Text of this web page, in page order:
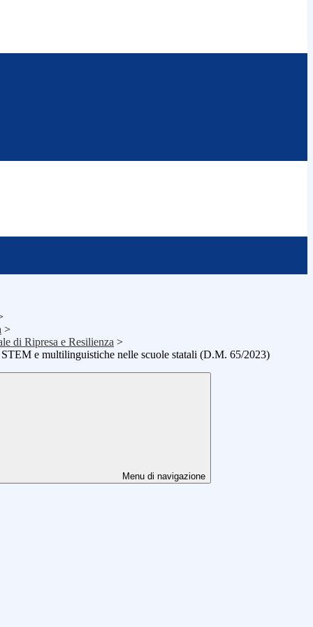
>
di Ripresa e Resilienza >
e multilinguistiche nelle scuole statali (D.M. 65/2023)
Menu di navigazione